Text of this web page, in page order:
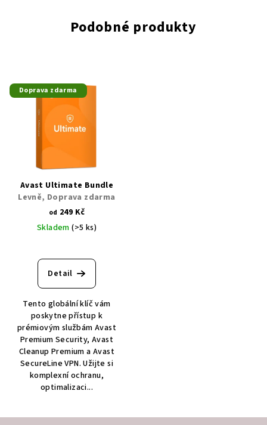
Podobné produkty
Doprava zdarma
Avast Ultimate Bundle
Levně, Doprava zdarma
od 249 Kč
Skladem(>5 ks)
Detail
Tento globální klíč vám
poskytne přístup k
prémiovým službám Avast
Premium Security, Avast
Cleanup Premium a Avast
SecureLine VPN. Užijte si
komplexní ochranu,
optimalizaci...